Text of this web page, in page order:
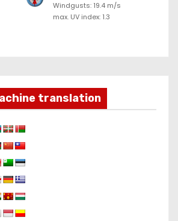
Windgusts: 19.4 m/s
max. UV index: 1.3
translation